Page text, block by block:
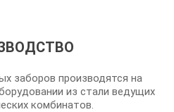
заборов производятся на
из стали ведущих
комбинатов.